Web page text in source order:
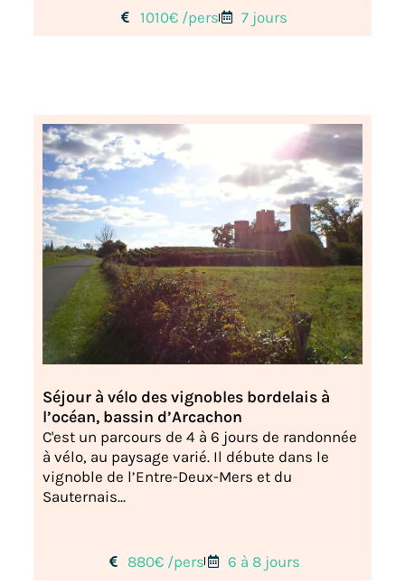
1010€ /pers 7 jours
Séjour à vélo des vignobles bordelais à
l’océan, bassin d’Arcachon
C'est un parcours de 4 à 6 jours de randonnée
à vélo, au paysage varié. Il débute dans le
vignoble de l’Entre-Deux-Mers et du
Sauternais...
880€ /pers 6 à 8 jours